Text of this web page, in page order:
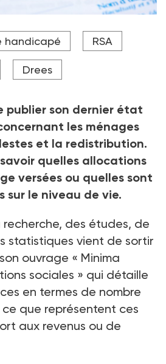
l'ouvrage "Minima sociaux et
la Drees analyse, entre autres,
handicapé RSA
Drees
publier son dernier état
les ménages
et la redistribution.
quelles allocations
versées ou quelles sont
sur le niveau de vie.
des études, de
statistiques vient de sortir
ouvrage « Minima
sociales » qui détaille
en termes de nombre
que représentent ces
aux revenus ou de